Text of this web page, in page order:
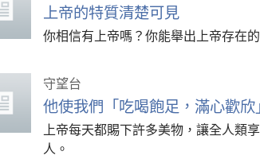
上帝的特質清楚可見
你相信有上帝嗎？你能舉出上帝存在
守望台
他使我們「吃喝飽足，滿心歡欣」
上帝每天都賜下許多美物，讓全人類
人。